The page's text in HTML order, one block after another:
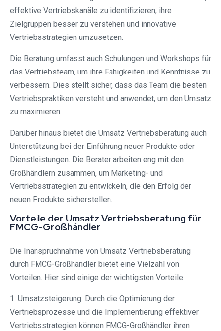
effektive Vertriebskanäle zu identifizieren, ihre
Zielgruppen besser zu verstehen und innovative
Vertriebsstrategien umzusetzen.
Die Beratung umfasst auch Schulungen und Workshops für
das Vertriebsteam, um ihre Fähigkeiten und Kenntnisse zu
verbessern. Dies stellt sicher, dass das Team die besten
Vertriebspraktiken versteht und anwendet, um den Umsatz
zu maximieren.
Darüber hinaus bietet die Umsatz Vertriebsberatung auch
Unterstützung bei der Einführung neuer Produkte oder
Dienstleistungen. Die Berater arbeiten eng mit den
Großhändlern zusammen, um Marketing- und
Vertriebsstrategien zu entwickeln, die den Erfolg der
neuen Produkte sicherstellen.
Vorteile der Umsatz Vertriebsberatung für
FMCG-Großhändler
Die Inanspruchnahme von Umsatz Vertriebsberatung
durch FMCG-Großhändler bietet eine Vielzahl von
Vorteilen. Hier sind einige der wichtigsten Vorteile:
1. Umsatzsteigerung: Durch die Optimierung der
Vertriebsprozesse und die Implementierung effektiver
Vertriebsstrategien können FMCG-Großhändler ihren